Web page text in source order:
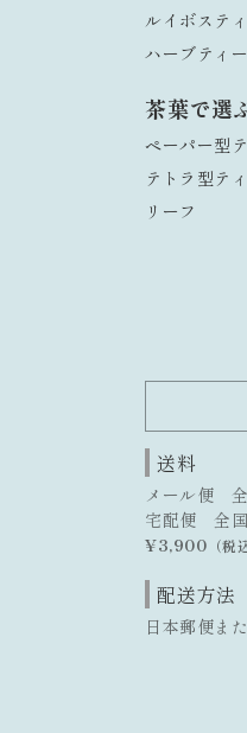
ルイボステ
ハーブティー
茶葉で選
ペーパー型
テトラ型テ
リーフ
送料
メール便
宅配便 全
¥3,900 （税
配送方法
日本郵便ま